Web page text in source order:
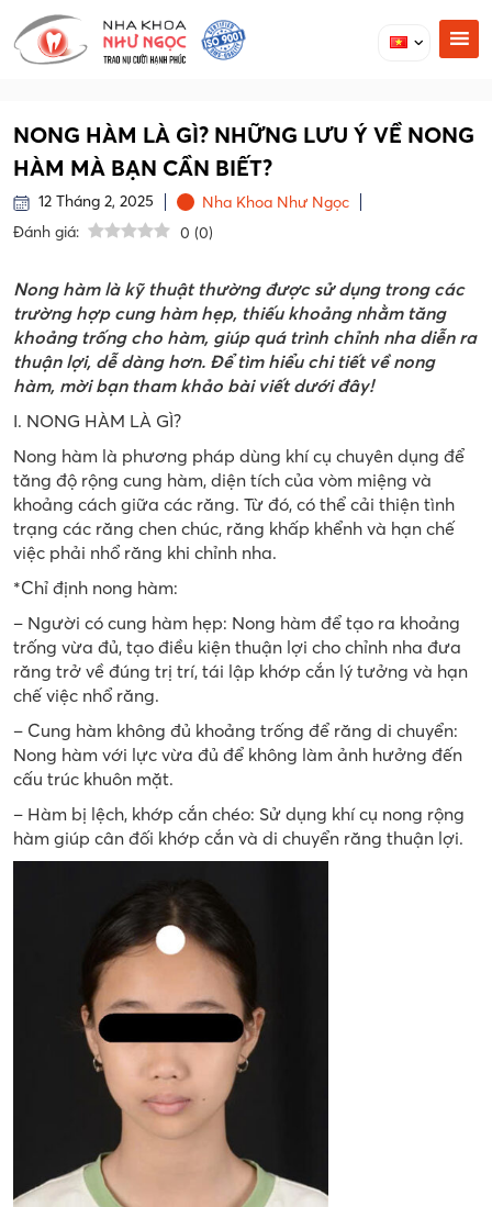
NONG HÀM LÀ GÌ? NHỮNG LƯU Ý VỀ NONG
HÀM MÀ BẠN CẦN BIẾT?
12 Tháng 2, 2025
Nha Khoa Như Ngọc
Đánh giá:
0 (0)
Nong hàm là kỹ thuật thường được sử dụng trong các
trường hợp cung hàm hẹp, thiếu khoảng nhằm tăng
khoảng trống cho hàm, giúp quá trình chỉnh nha diễn ra
thuận lợi, dễ dàng hơn. Để tìm hiểu chi tiết về nong
hàm, mời bạn tham khảo bài viết dưới đây!
I. NONG HÀM LÀ GÌ?
Nong hàm là phương pháp dùng khí cụ chuyên dụng để
tăng độ rộng cung hàm, diện tích của vòm miệng và
khoảng cách giữa các răng. Từ đó, có thể cải thiện tình
trạng các răng chen chúc, răng khấp khểnh và hạn chế
việc phải nhổ răng khi chỉnh nha.
*Chỉ định nong hàm:
– Người có cung hàm hẹp: Nong hàm để tạo ra khoảng
trống vừa đủ, tạo điều kiện thuận lợi cho chỉnh nha đưa
răng trở về đúng trị trí, tái lập khớp cắn lý tưởng và hạn
chế việc nhổ răng.
– Cung hàm không đủ khoảng trống để răng di chuyển:
Nong hàm với lực vừa đủ để không làm ảnh hưởng đến
cấu trúc khuôn mặt.
– Hàm bị lệch, khớp cắn chéo: Sử dụng khí cụ nong rộng
hàm giúp cân đối khớp cắn và di chuyển răng thuận lợi.